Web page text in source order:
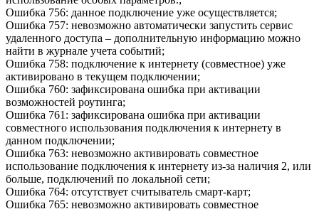
Ошибка 756: данное подключение уже осуществляется;
Ошибка 757: невозможно автоматически запустить сервис
удаленного доступа – дополнительную информацию можно
найти в журнале учета событий;
Ошибка 758: подключение к интернету (совместное) уже
активировано в текущем подключении;
Ошибка 760: зафиксирована ошибка при активации
возможностей роутинга;
Ошибка 761: зафиксирована ошибка при активации
совместного использования подключения к интернету в
данном подключении;
Ошибка 763: невозможно активировать совместное
использование подключения к интернету из-за наличия 2, или
больше, подключений по локальной сети;
Ошибка 764: отсутствует считыватель смарт-карт;
Ошибка 765: невозможно активировать совместное